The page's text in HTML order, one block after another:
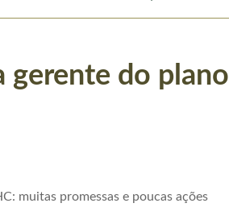
gerente do plano
muitas promessas e poucas ações